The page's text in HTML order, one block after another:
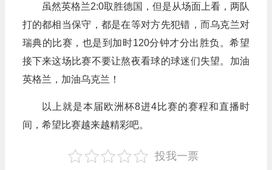
虽然英格兰2:0取胜德国，但是从场面上看，两队
打的都相当保守，都是在等对方先犯错，而乌克兰对
瑞典的比赛，也是到加时120分钟才分出胜负。希望
接下来这场比赛不要让熬夜看球的球迷们失望。加油
英格兰，加油乌克兰！
以上就是本届欧洲杯8进4比赛的赛程和直播时
间，希望比赛越来越精彩吧。
投我一票